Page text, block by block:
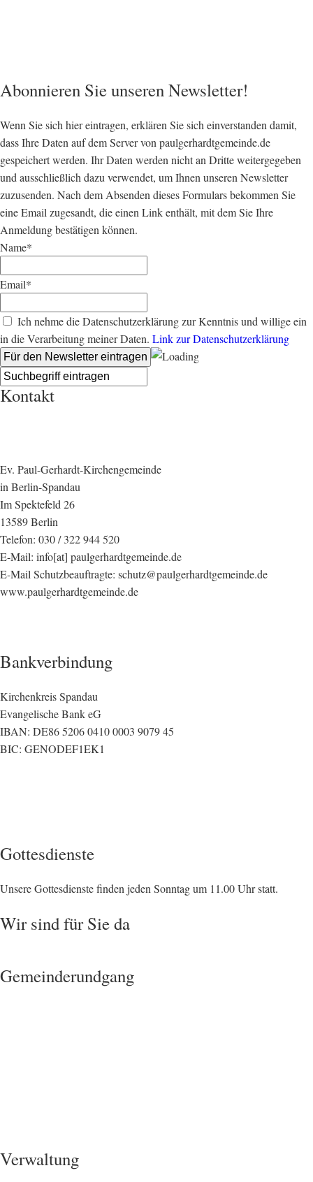
Abonnieren Sie unseren Newsletter!
Wenn Sie sich hier eintragen, erklären Sie sich einverstanden damit,
dass Ihre Daten auf dem Server von paulgerhardtgemeinde.de
gespeichert werden. Ihr Daten werden nicht an Dritte weitergegeben
und ausschließlich dazu verwendet, um Ihnen unseren Newsletter
zuzusenden. Nach dem Absenden dieses Formulars bekommen Sie
eine Email zugesandt, die einen Link enthält, mit dem Sie Ihre
Anmeldung bestätigen können.
Name*
Email*
Ich nehme die Datenschutzerklärung zur Kenntnis und willige ein
in die Verarbeitung meiner Daten. Link zur Datenschutzerklärung
Kontakt
Ev. Paul-Gerhardt-Kirchengemeinde
in Berlin-Spandau
Im Spektefeld 26
13589 Berlin
Telefon: 030 / 322 944 520
E-Mail: info[at] paulgerhardtgemeinde.de
E-Mail Schutzbeauftragte: schutz@paulgerhardtgemeinde.de
www.paulgerhardtgemeinde.de
Bankverbindung
Kirchenkreis Spandau
Evangelische Bank eG
IBAN: DE86 5206 0410 0003 9079 45
BIC: GENODEF1EK1
Gottesdienste
Unsere Gottesdienste finden jeden Sonntag um 11.00 Uhr statt.
Wir sind für Sie da
Gemeinderundgang
Verwaltung